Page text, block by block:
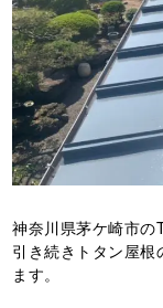
神奈川県茅ケ崎市の
引き続きトタン屋根
ます。